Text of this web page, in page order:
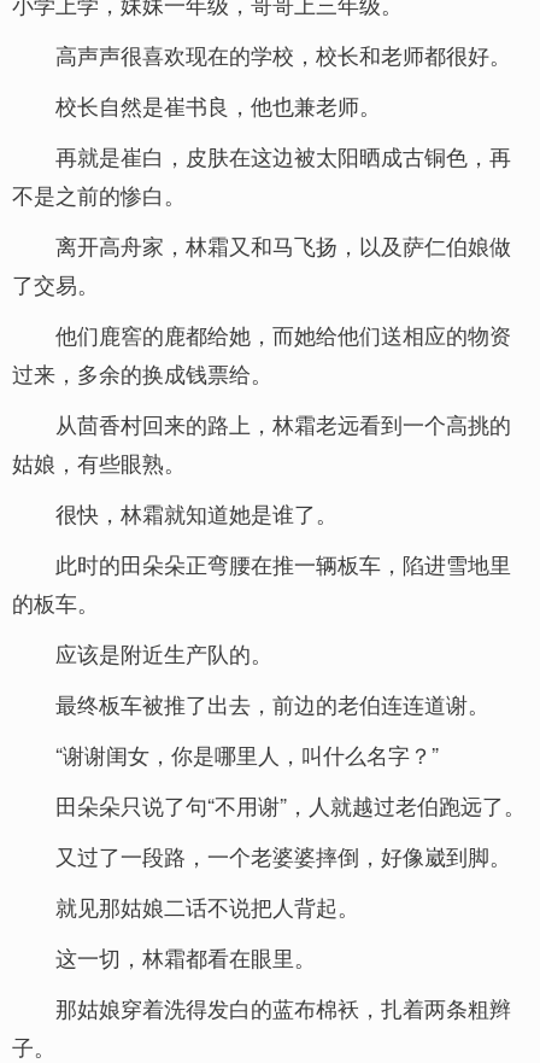
高声声很喜欢现在的学校，校长和老师都很好。
校长自然是崔书良，他也兼老师。
再就是崔白，皮肤在这边被太阳晒成古铜色，再
不是之前的惨白。
离开高舟家，林霜又和马飞扬，以及萨仁伯娘做
了交易。
他们鹿窖的鹿都给她，而她给他们送相应的物资
过来，多余的换成钱票给。
从茴香村回来的路上，林霜老远看到一个高挑的
姑娘，有些眼熟。
很快，林霜就知道她是谁了。
此时的田朵朵正弯腰在推一辆板车，陷进雪地里
的板车。
应该是附近生产队的。
最终板车被推了出去，前边的老伯连连道谢。
“谢谢闺女，你是哪里人，叫什么名字？”
田朵朵只说了句“不用谢”，人就越过老伯跑远了。
又过了一段路，一个老婆婆摔倒，好像崴到脚。
就见那姑娘二话不说把人背起。
这一切，林霜都看在眼里。
那姑娘穿着洗得发白的蓝布棉袄，扎着两条粗辫
子。